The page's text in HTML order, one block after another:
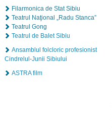
Filarmonica de Stat Sibiu
Teatrul Naţional „Radu Stanca”
Teatrul Gong
Teatrul de Balet Sibiu
Ansamblul folcloric profesionist
Cindrelul-Junii Sibiului
ASTRA film